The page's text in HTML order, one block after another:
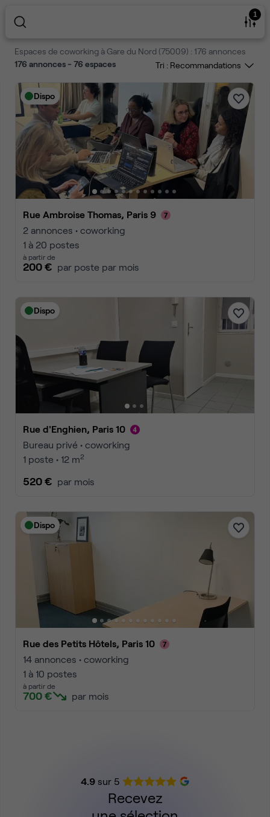
1
Espaces de coworking à Gare du Nord (75009) : 176 annonces
176 annonces - 76 espaces
Tri :
Dispo
Rue Ambroise Thomas, Paris 9
2 annonces • coworking
1 à 20 postes
à partir de
200 € par poste par mois
Dispo
Rue d'Enghien, Paris 10
Bureau privé • coworking
1 poste • 12 m2
520 € par mois
Dispo
Rue des Petits Hôtels, Paris 10
14 annonces • coworking
1 à 10 postes
à partir de
700 € par mois
4.9sur 5
Recevez